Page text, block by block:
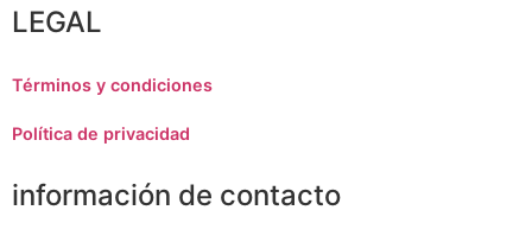
LEGAL
Términos y condiciones
Política de privacidad
información de contacto